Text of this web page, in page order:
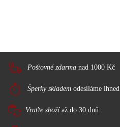
Poštovné zdarma nad 1000 Kč
Šperky skladem odesíláme ihned
Vraťte zbožíaž do 30 dnů